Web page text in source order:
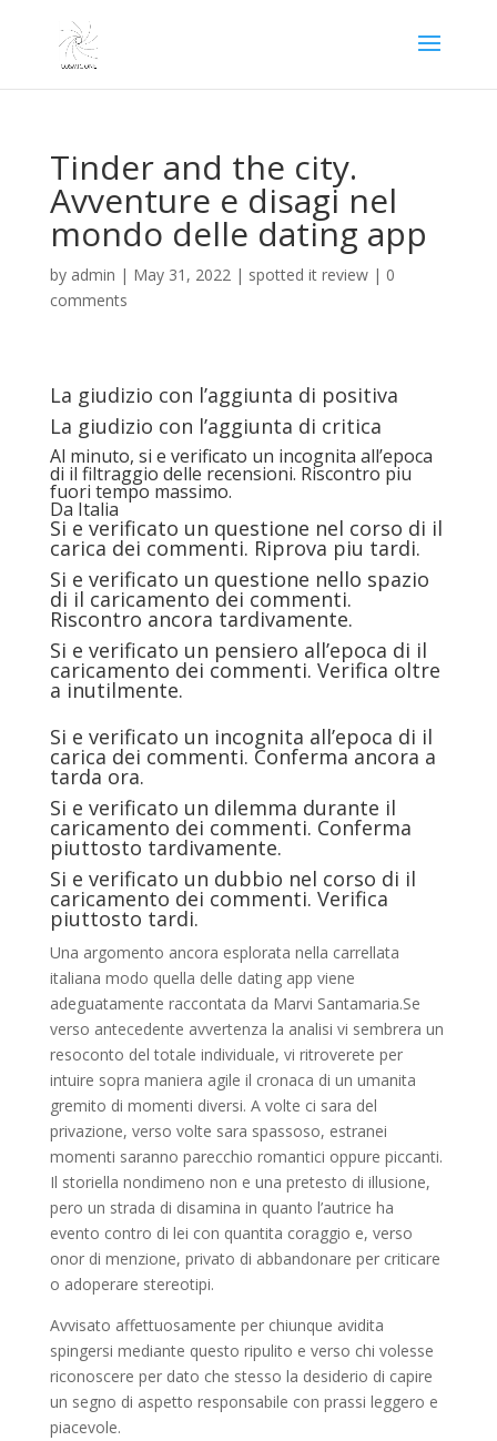
Tinder and the city.
Avventure e disagi nel
mondo delle dating app
by admin | May 31, 2022| spotted it review| 0
comments
La giudizio con l’aggiunta di positiva
La giudizio con l’aggiunta di critica
Al minuto, si e verificato un incognita all’epoca
di il filtraggio delle recensioni. Riscontro piu
fuori tempo massimo.
Da Italia
Si e verificato un questione nel corso di il
carica dei commenti. Riprova piu tardi.
Si e verificato un questione nello spazio
di il caricamento dei commenti.
Riscontro ancora tardivamente.
Si e verificato un pensiero all’epoca di il
caricamento dei commenti. Verifica oltre
a inutilmente.
Si e verificato un incognita all’epoca di il
carica dei commenti. Conferma ancora a
tarda ora.
Si e verificato un dilemma durante il
caricamento dei commenti. Conferma
piuttosto tardivamente.
Si e verificato un dubbio nel corso di il
caricamento dei commenti. Verifica
piuttosto tardi.
Una argomento ancora esplorata nella carrellata
italiana modo quella delle dating app viene
adeguatamente raccontata da Marvi Santamaria.Se
verso antecedente avvertenza la analisi vi sembrera un
resoconto del totale individuale, vi ritroverete per
intuire sopra maniera agile il cronaca di un umanita
gremito di momenti diversi. A volte ci sara del
privazione, verso volte sara spassoso, estranei
momenti saranno parecchio romantici oppure piccanti.
Il storiella nondimeno non e una pretesto di illusione,
pero un strada di disamina in quanto l’autrice ha
evento contro di lei con quantita coraggio e, verso
onor di menzione, privato di abbandonare per criticare
o adoperare stereotipi.
Avvisato affettuosamente per chiunque avidita
spingersi mediante questo ripulito e verso chi volesse
riconoscere per dato che stesso la desiderio di capire
un segno di aspetto responsabile con prassi leggero e
piacevole.